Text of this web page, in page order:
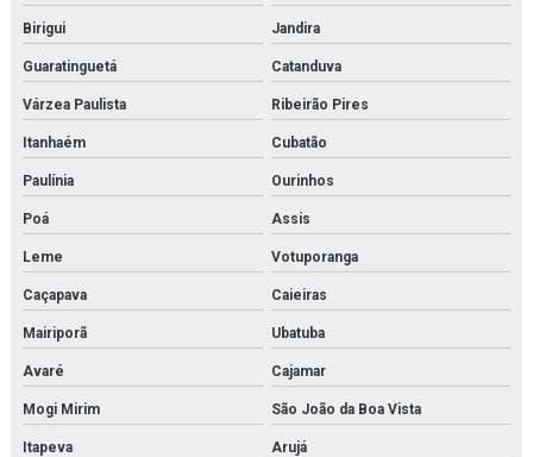
Birigui Jandira
Guaratinguetá Catanduva
Várzea Paulista Ribeirão Pires
Itanhaém Cubatão
Paulínia Ourinhos
Poá Assis
Leme Votuporanga
Caçapava Caieiras
Mairiporã Ubatuba
Avaré Cajamar
Mogi Mirim São João da Boa Vista
Itapeva Arujá